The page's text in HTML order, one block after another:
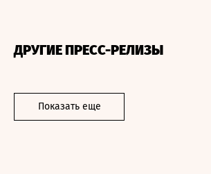
ДРУГИЕ ПРЕСС-РЕЛИЗЫ
Показать еще